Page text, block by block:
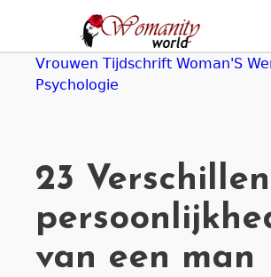
navigation
Vrouwen Tijdschrift Woman'S
Psychologie
23
van een man